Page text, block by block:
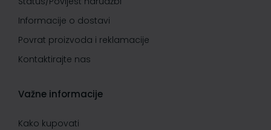
Informacije o dostavi
Povrat proizvoda i reklamacije
Kontaktirajte nas
Važne informacije
Kako kupovati